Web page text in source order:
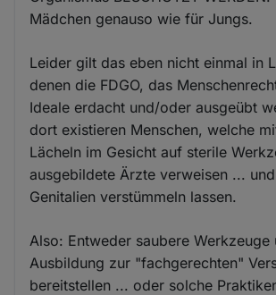
Mädchen genauso wie für Jungs.
Leider gilt das eben nicht einmal in
denen die FDGO, das
Ideale erdacht und/oder ausgeübt
dort existieren Menschen, welche
Lächeln im Gesicht auf sterile
ausgebildete Ärzte verweisen ...
Genitalien verstümmeln lassen.
Also: Entweder saubere Werkzeuge
Ausbildung zur "fachgerechten"
bereitstellen ... oder solche